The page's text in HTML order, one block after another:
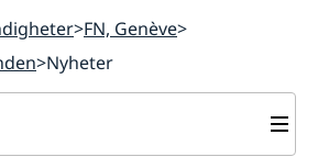
FN, Genève
Nyheter